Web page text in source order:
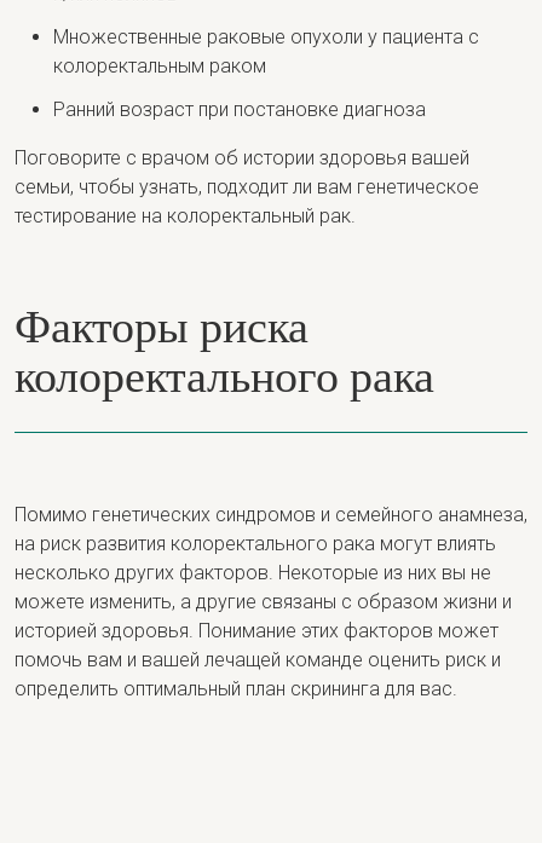
Множественные раковые опухоли у пациента с
колоректальным раком
Ранний возраст при постановке диагноза
Поговорите с врачом об истории здоровья вашей
семьи, чтобы узнать, подходит ли вам генетическое
тестирование на колоректальный рак.
Факторы риска
колоректального рака
Помимо генетических синдромов и семейного анамнеза,
на риск развития колоректального рака могут влиять
несколько других факторов. Некоторые из них вы не
можете изменить, а другие связаны с образом жизни и
историей здоровья. Понимание этих факторов может
помочь вам и вашей лечащей команде оценить риск и
определить оптимальный план скрининга для вас.